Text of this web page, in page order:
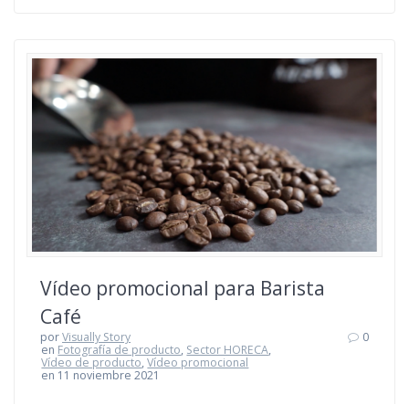
Vídeo promocional para Barista
Café
porVisually Story
en Fotografía de producto, Sector HORECA,
Vídeo de producto,Vídeo promocional
en 11 noviembre 2021
0